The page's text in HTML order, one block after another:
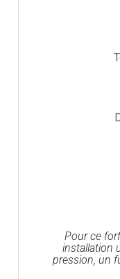
Pour ce
installation
pression, un